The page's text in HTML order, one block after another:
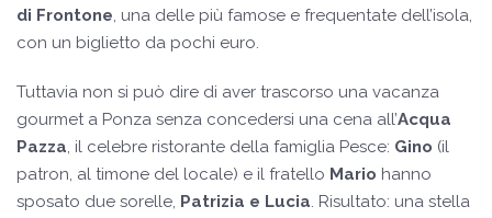
di Frontone, una delle più famose e frequentate dell’isola,
con un biglietto da pochi euro.
Tuttavia non si può dire di aver trascorso una vacanza
gourmet a Ponza senza concedersi una cena all’Acqua
Pazza, il celebre ristorante della famiglia Pesce: Gino (il
patron, al timone del locale) e il fratello Mario hanno
sposato due sorelle, Patrizia e Lucia. Risultato: una stella